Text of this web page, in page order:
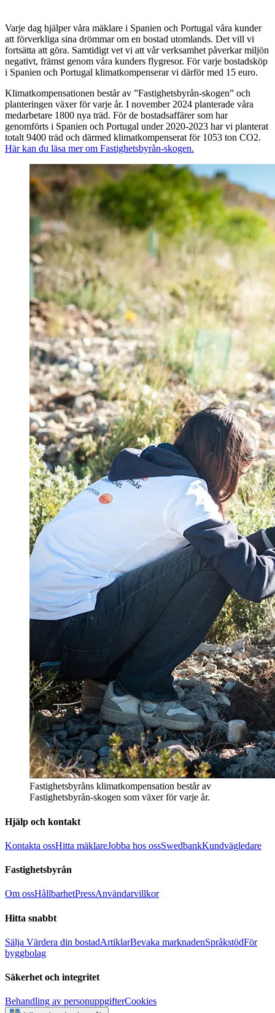
Varje dag hjälper våra mäklare i Spanien och Portugal våra kunder
att förverkliga sina drömmar om en bostad utomlands. Det vill vi
fortsätta att göra. Samtidigt vet vi att vår verksamhet påverkar miljön
negativt, främst genom våra kunders flygresor. För varje bostadsköp
i Spanien och Portugal klimatkompenserar vi därför med 15 euro.
Klimatkompensationen består av ”Fastighetsbyrån-skogen” och
planteringen växer för varje år. I november 2024 planterade våra
medarbetare 1800 nya träd. För de bostadsaffärer som har
genomförts i Spanien och Portugal under 2020-2023 har vi planterat
totalt 9400 träd och därmed klimatkompenserat för 1053 ton CO2.
Här kan du läsa mer om Fastighetsbyrån-skogen.
Fastighetsbyråns klimatkompensation består av
Fastighetsbyrån-skogen som växer för varje år.
Hjälp och kontakt
Kontakta ossHitta mäklareJobba hos ossSwedbankKundvägledare
Fastighetsbyrån
Om ossHållbarhetPressAnvändarvillkor
Hitta snabbt
Sälja Värdera din bostadArtiklarBevaka marknadenSpråkstödFör
byggbolag
Säkerhet och integritet
Behandling av personuppgifterCookies